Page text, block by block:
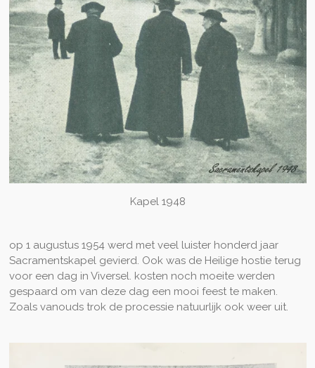
Kapel 1948
op 1 augustus 1954 werd met veel luister honderd jaar
Sacramentskapel gevierd. Ook was de Heilige hostie terug
voor een dag in Viversel. kosten noch moeite werden
gespaard om van deze dag een mooi feest te maken.
Zoals vanouds trok de processie natuurlijk ook weer uit.